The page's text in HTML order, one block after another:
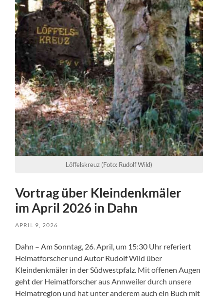
Löffelskreuz (Foto: Rudolf Wild)
Vortrag über Kleindenkmäler
im April 2026 in Dahn
APRIL 9, 2026
Dahn – Am Sonntag, 26. April, um 15:30 Uhr referiert
Heimatforscher und Autor Rudolf Wild über
Kleindenkmäler in der Südwestpfalz. Mit offenen Augen
geht der Heimatforscher aus Annweiler durch unsere
Heimatregion und hat unter anderem auch ein Buch mit